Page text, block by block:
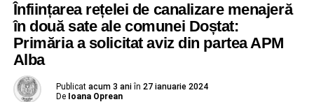
Înființarea rețelei de canalizare menajeră
în două sate ale comunei Doștat:
Primăria a solicitat aviz din partea APM
Alba
Publicat acum 3 ani în 27 ianuarie 2024
De Ioana Oprean